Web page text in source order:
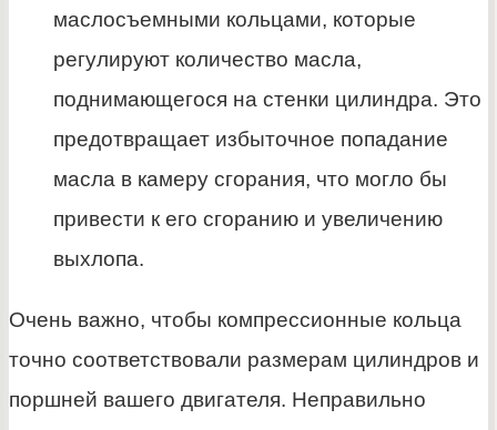
маслосъемными кольцами, которые
регулируют количество масла,
поднимающегося на стенки цилиндра. Это
предотвращает избыточное попадание
масла в камеру сгорания, что могло бы
привести к его сгоранию и увеличению
выхлопа.
Очень важно, чтобы компрессионные кольца
точно соответствовали размерам цилиндров и
поршней вашего двигателя. Неправильно